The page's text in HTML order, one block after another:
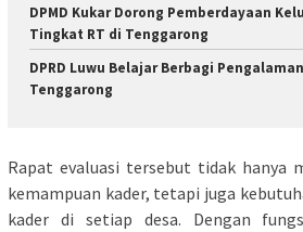
DPMD Kukar Dorong Pemberdayaan
Tingkat RT di Tenggarong
DPRD Luwu Belajar Berbagi
Tenggarong
Rapat evaluasi tersebut tidak hanya
kemampuan kader, tetapi juga
kader di setiap desa. Dengan